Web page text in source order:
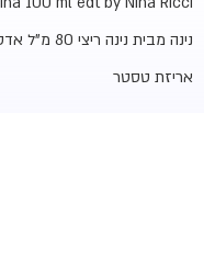
נינה מבית נינה ריצי 80 מ"ל אדט
אריזת טסטר